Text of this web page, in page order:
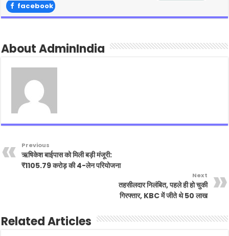
facebook
About AdminIndia
Previous
ऋषिकेश बाईपास को मिली बड़ी मंजूरी:
₹1105.79 करोड़ की 4-लेन परियोजना
Next
तहसीलदार निलंबित, पहले ही हो चुकी
गिरफ्तार, KBC में जीते थे 50 लाख
Related Articles